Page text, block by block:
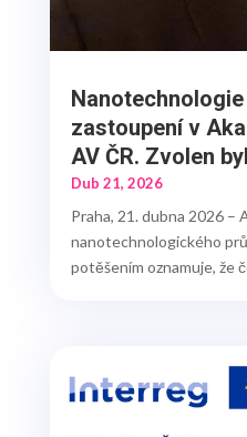
zastoupení v
AV ČR. Zvolen
Dub 21, 2026
Praha, 21. dubna 2026 –
nanotechnologického
potěšením oznamuje, že